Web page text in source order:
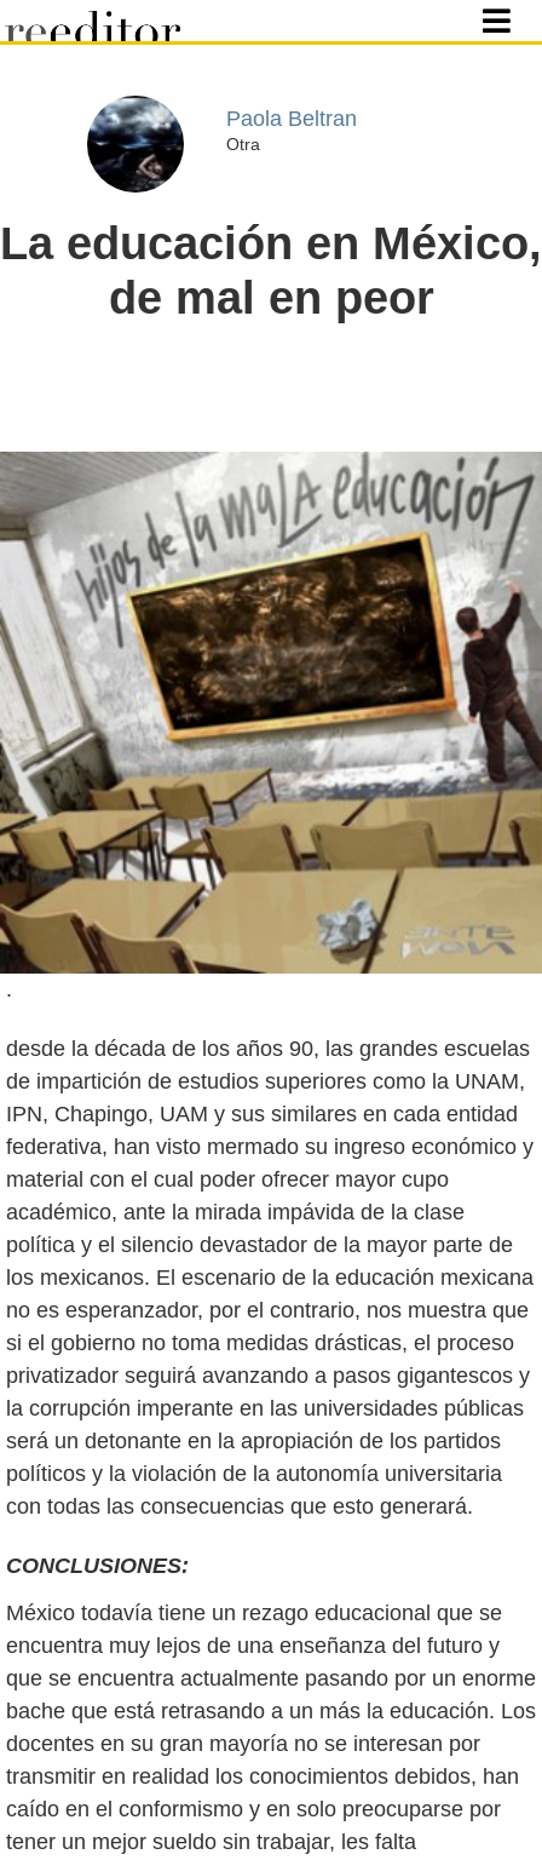
Paola Beltran
Otra
La educación en México,
de mal en peor
.
desde la década de los años 90, las grandes escuelas
de impartición de estudios superiores como la UNAM,
IPN, Chapingo, UAM y sus similares en cada entidad
federativa, han visto mermado su ingreso económico y
material con el cual poder ofrecer mayor cupo
académico, ante la mirada impávida de la clase
política y el silencio devastador de la mayor parte de
los mexicanos. El escenario de la educación mexicana
no es esperanzador, por el contrario, nos muestra que
si el gobierno no toma medidas drásticas, el proceso
privatizador seguirá avanzando a pasos gigantescos y
la corrupción imperante en las universidades públicas
será un detonante en la apropiación de los partidos
políticos y la violación de la autonomía universitaria
con todas las consecuencias que esto generará.
CONCLUSIONES:
México todavía tiene un rezago educacional que se
encuentra muy lejos de una enseñanza del futuro y
que se encuentra actualmente pasando por un enorme
bache que está retrasando a un más la educación. Los
docentes en su gran mayoría no se interesan por
transmitir en realidad los conocimientos debidos, han
caído en el conformismo y en solo preocuparse por
tener un mejor sueldo sin trabajar, les falta